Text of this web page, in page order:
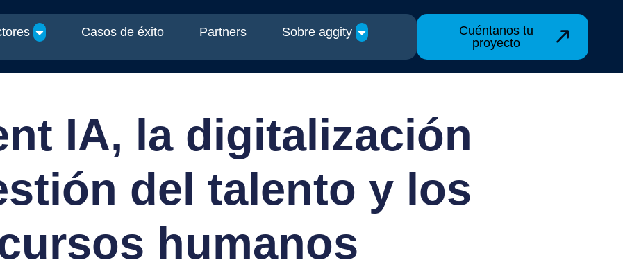
Casos de éxito Partners Sobre aggity
Cuéntanos tu
proyecto
IA, la digitalización
del talento y los
humanos